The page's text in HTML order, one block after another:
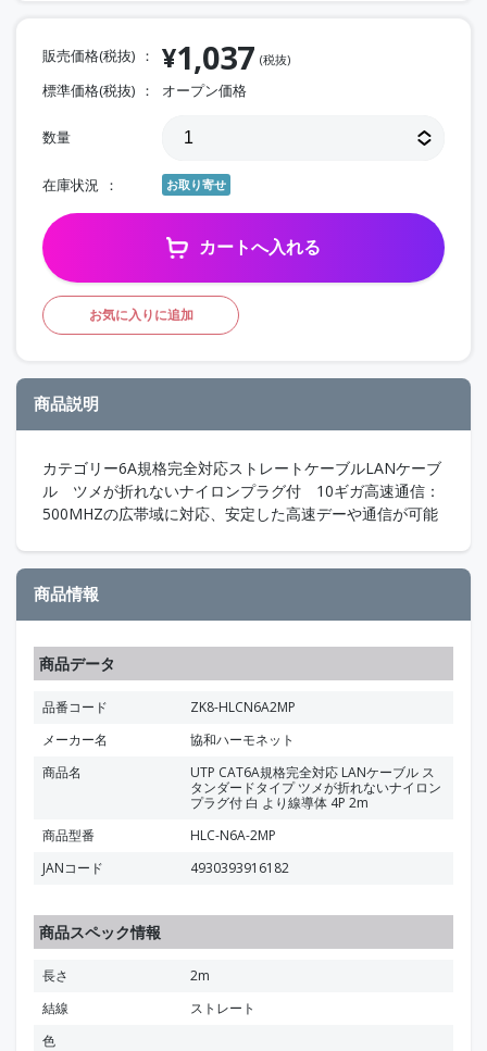
販売価格(税抜) ¥1,037 (税抜)
標準価格(税抜) オープン価格
数量
在庫状況 お取り寄せ
カートへ入れる
お気に入りに追加
商品説明
カテゴリー6A規格完全対応ストレートケーブルLANケーブ
ル ツメが折れないナイロンプラグ付 10ギガ高速通信：
500MHZの広帯域に対応、安定した高速デーや通信が可能
商品情報
商品データ
品番コード
ZK8-HLCN6A2MP
メーカー名
協和ハーモネット
商品名
UTP CAT6A規格完全対応 LANケーブル ス
タンダードタイプ ツメが折れないナイロン
プラグ付 白 より線導体 4P 2m
商品型番
HLC-N6A-2MP
JANコード
4930393916182
商品スペック情報
長さ
2m
結線
ストレート
色